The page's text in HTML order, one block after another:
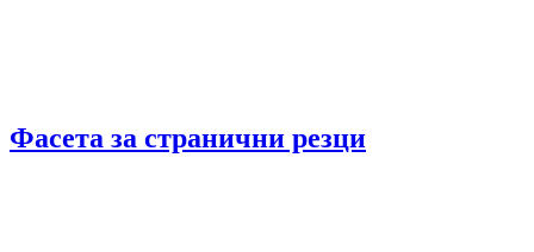
Фасета за странични резци